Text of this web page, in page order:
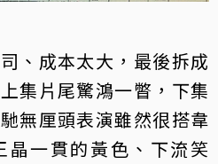
、成本太大，最後拆成
集片尾驚鴻一瞥，下集
無厘頭表演雖然很搭韋
晶一貫的黃色、下流笑